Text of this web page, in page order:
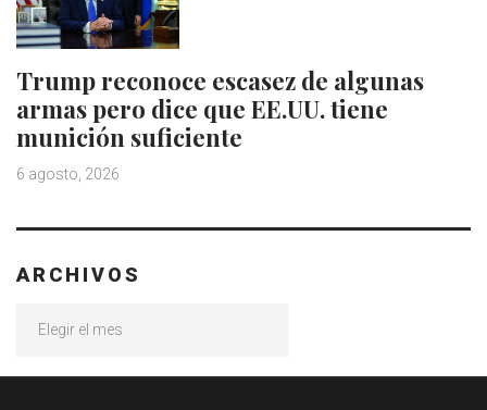
Trump reconoce escasez de algunas
armas pero dice que EE.UU. tiene
munición suficiente
6 agosto, 2026
ARCHIVOS